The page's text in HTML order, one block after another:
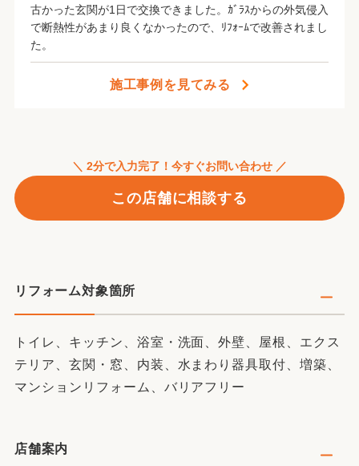
古かった玄関が1日で交換できました。ｶﾞﾗｽからの外気侵入
で断熱性があまり良くなかったので、ﾘﾌｫｰﾑで改善されまし
た。
施工事例を見てみる
＼ 2分で入力完了！今すぐお問い合わせ ／
この店舗に相談する
リフォーム対象箇所
トイレ、キッチン、浴室・洗面、外壁、屋根、エクス
テリア、玄関・窓、内装、水まわり器具取付、増築、
マンションリフォーム、バリアフリー
店舗案内